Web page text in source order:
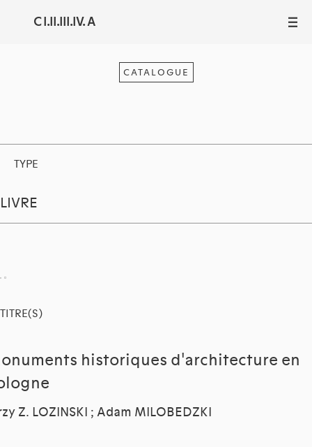
C I.II.III.IV. A III
CATALOGUE
TYPE
LIVRE
TITRE(S)
historiques d'architecture en
Z. LOZINSKI ; Adam MILOBEDZKI